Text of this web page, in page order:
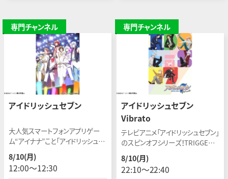
専門チャンネル
アイドリッシュセブン
大人気スマートフォンアプリゲー
ム“アイナナ”こと「アイドリッシュセ
ブン」のテレビアニメ。新米アイドル
グループ“IDOLiSH7”の成長と活
躍を描く。
8/10(月)
12:00〜12:30
専門チャンネル
アイドリッシュセブン
Vibrato
テレビアニメ「アイドリッシュセブン」
のスピンオフシリーズ！TRIGGER
の結成秘話、IDOLiSH7のオフな
ど、本編では描かれなかった4つの
ストーリーを届ける。
8/10(月)
22:10〜22:40